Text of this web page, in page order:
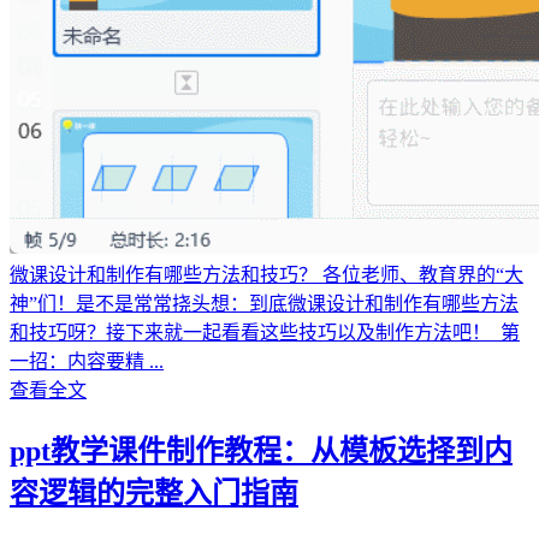
微课设计和制作有哪些方法和技巧？ 各位老师、教育界的“大
神”们！是不是常常挠头想：到底微课设计和制作有哪些方法
和技巧呀？接下来就一起看看这些技巧以及制作方法吧！ 第
一招：内容要精 ...
查看全文
ppt教学课件制作教程：从模板选择到内
容逻辑的完整入门指南